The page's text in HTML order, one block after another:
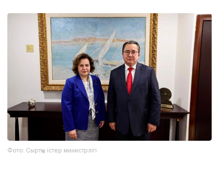
Фото: Сыртқы істер министрлігі